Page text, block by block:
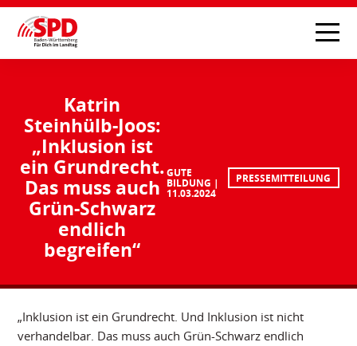
Katrin
Steinhülb-Joos:
„Inklusion ist
ein Grundrecht.
Das muss auch
Grün-Schwarz
endlich
begreifen“
GUTE
BILDUNG
11.03.2024
PRESSEMITTEILUNG
„Inklusion ist ein Grundrecht. Und Inklusion ist nicht
verhandelbar. Das muss auch Grün-Schwarz endlich